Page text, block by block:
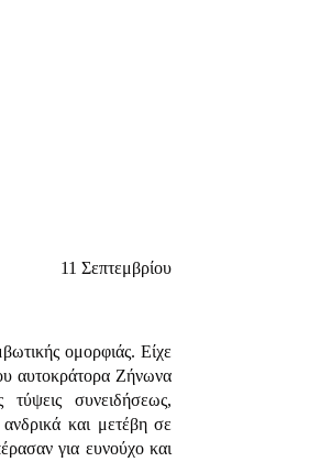
11 Σεπτεμβρίου
ομορφιάς. Είχε
αυτοκράτορα Ζήνωνα
συνειδήσεως,
και μετέβη σε
για ευνούχο και